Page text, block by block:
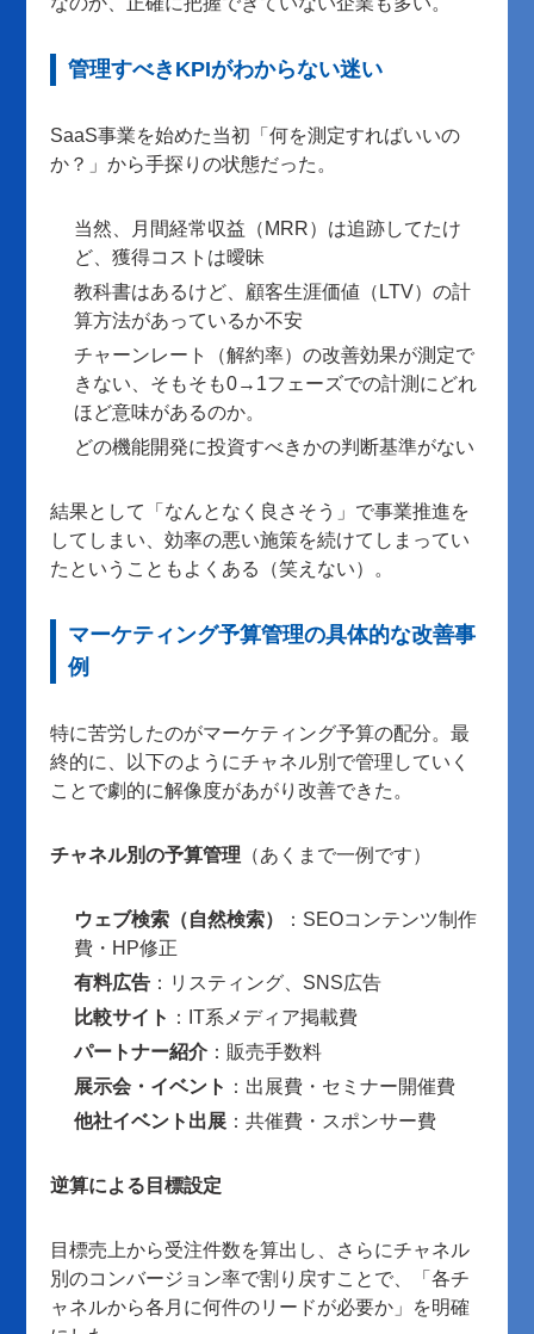
管理すべきKPIがわからない迷い
SaaS事業を始めた当初「何を測定すればいいの
か？」から手探りの状態だった。
当然、月間経常収益（MRR）は追跡してたけ
ど、獲得コストは曖昧
教科書はあるけど、顧客生涯価値（LTV）の計
算方法があっているか不安
チャーンレート（解約率）の改善効果が測定で
きない、そもそも0→1フェーズでの計測にどれ
ほど意味があるのか。
どの機能開発に投資すべきかの判断基準がない
結果として「なんとなく良さそう」で事業推進を
してしまい、効率の悪い施策を続けてしまってい
たということもよくある（笑えない）。
マーケティング予算管理の具体的な改善事
例
特に苦労したのがマーケティング予算の配分。最
終的に、以下のようにチャネル別で管理していく
ことで劇的に解像度があがり改善できた。
チャネル別の予算管理 （あくまで一例です）
ウェブ検索（自然検索）
：SEOコンテンツ制作
費・HP修正
有料広告 ：リスティング、SNS広告
比較サイト ：IT系メディア掲載費
パートナー紹介 ：販売手数料
展示会・イベント ：出展費・セミナー開催費
他社イベント出展 ：共催費・スポンサー費
逆算による目標設定
目標売上から受注件数を算出し、さらにチャネル
別のコンバージョン率で割り戻すことで、「各チ
ャネルから各月に何件のリードが必要か」を明確